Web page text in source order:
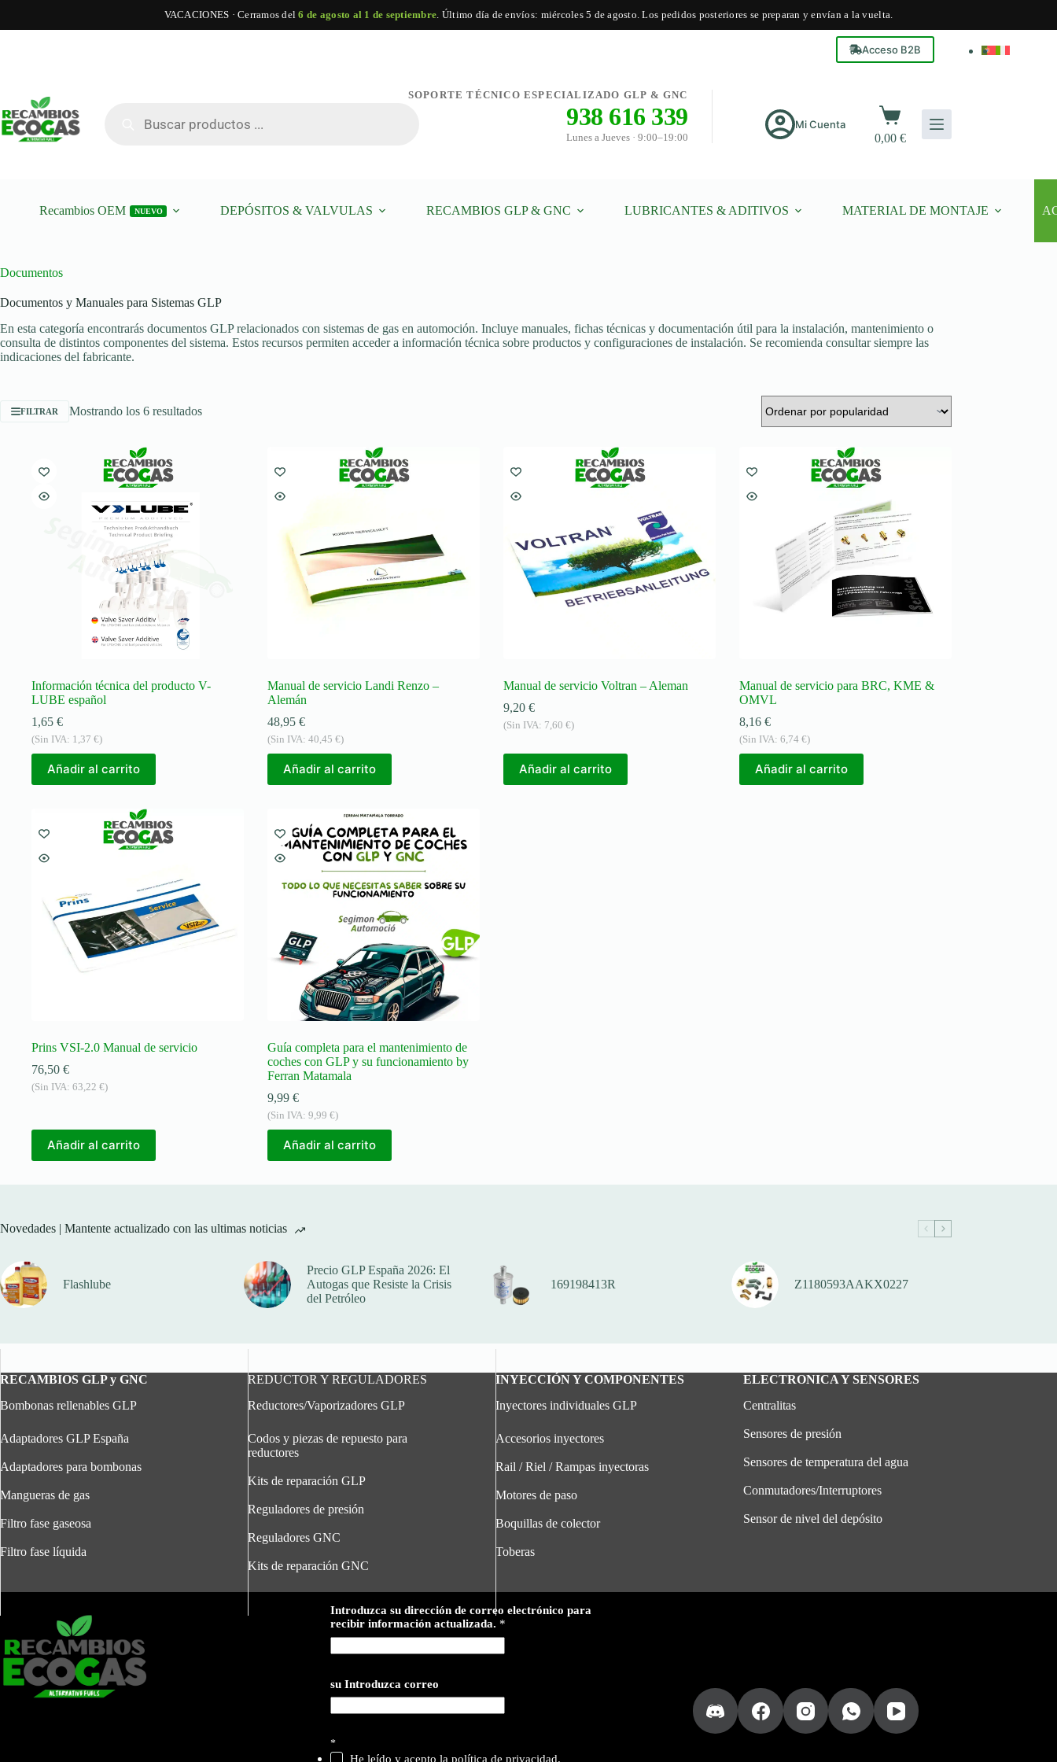
VACACIONES · Cerramos del6 de agosto al 1 de septiembre. Último día de envíos: miércoles 5 de agosto. Los pedidos posteriores se preparan y envían a la vuelta.
Acceso B2B
SOPORTE TÉCNICO ESPECIALIZADO GLP & GNC
938 616 339
Lunes a Jueves · 9:00–19:00
Mi Cuenta
Carro
de
compra
0,00 €
Recambios OEM NUEVO DEPÓSITOS & VALVULAS RECAMBIOS GLP & GNC LUBRICANTES & ADITIVOS MATERIAL DE MONTAJE
Documentos
Documentos y Manuales para Sistemas GLP
En esta categoría encontrarás documentos GLP relacionados con sistemas de gas en automoción. Incluye manuales, fichas técnicas y documentación útil para la instalación, mantenimiento o
consulta de distintos componentes del sistema. Estos recursos permiten acceder a información técnica sobre productos y configuraciones de instalación. Se recomienda consultar siempre las
indicaciones del fabricante.
FILTRAR Mostrando los 6 resultadosOrdenado
Información técnica del producto V-
LUBE español
1,65 €
(Sin IVA: 1,37 €)
Añadir al carrito
Manual de servicio Landi Renzo –
Alemán
48,95 €
(Sin IVA: 40,45 €)
Añadir al carrito
Manual de servicio Voltran – Aleman
9,20 €
(Sin IVA: 7,60 €)
Añadir al carrito
Manual de servicio para BRC, KME &
OMVL
8,16 €
(Sin IVA: 6,74 €)
Añadir al carrito
Prins VSI-2.0 Manual de servicio
76,50 €
(Sin IVA: 63,22 €)
Añadir al carrito
Guía completa para el mantenimiento de
coches con GLP y su funcionamiento by
Ferran Matamala
9,99 €
(Sin IVA: 9,99 €)
Añadir al carrito
Novedades | Mantente actualizado con las ultimas noticias
Flashlube
Precio GLP España 2026: El
Autogas que Resiste la Crisis
del Petróleo
169198413R Z1180593AAKX0227
RECAMBIOS GLP y GNC
Bombonas rellenables GLP
Adaptadores GLP España
Adaptadores para bombonas
Mangueras de gas
Filtro fase gaseosa
Filtro fase líquida
REDUCTOR Y REGULADORES
Reductores/Vaporizadores GLP
Codos y piezas de repuesto para
reductores
Kits de reparación GLP
Reguladores de presión
Reguladores GNC
Kits de reparación GNC
INYECCIÓN Y COMPONENTES
Inyectores individuales GLP
Accesorios inyectores
Rail / Riel / Rampas inyectoras
Motores de paso
Boquillas de colector
Toberas
ELECTRONICA Y SENSORES
Centralitas
Sensores de presión
Sensores de temperatura del agua
Conmutadores/Interruptores
Sensor de nivel del depósito
Introduzca su dirección de correo electrónico para
recibir información actualizada. *
su Introduzca correo
*
He leído y acepto la política de privacidad.